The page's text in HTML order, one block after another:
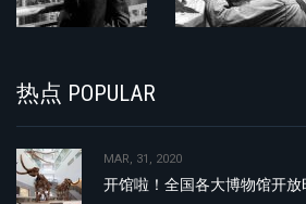
热点 POPULAR
MAR, 31, 2020
开馆啦！全国各大博物馆开放